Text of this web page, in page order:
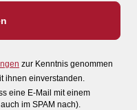
zur Kenntnis genommen
ihnen einverstanden.
eine E-Mail mit einem
im SPAM nach).